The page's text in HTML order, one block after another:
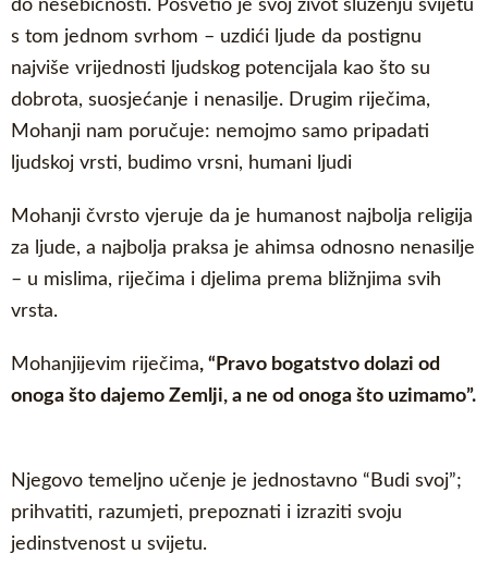
do nesebičnosti. Posvetio je svoj život služenju svijetu
s tom jednom svrhom – uzdići ljude da postignu
najviše vrijednosti ljudskog potencijala kao što su
dobrota, suosjećanje i nenasilje. Drugim riječima,
Mohanji nam poručuje: nemojmo samo pripadati
ljudskoj vrsti, budimo vrsni, humani ljudi
Mohanji čvrsto vjeruje da je humanost najbolja religija
za ljude, a najbolja praksa je ahimsa odnosno nenasilje
– u mislima, riječima i djelima prema bližnjima svih
vrsta.
Mohanjijevim riječima, “Pravo bogatstvo dolazi od
onoga što dajemo Zemlji, a ne od onoga što uzimamo”.
Njegovo temeljno učenje je jednostavno “Budi svoj”;
prihvatiti, razumjeti, prepoznati i izraziti svoju
jedinstvenost u svijetu.